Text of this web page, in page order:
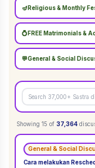
🪔 Religious & Monthly
💍 FREE Matrimonials &
💬General & Social
Showing 15 of 37,364
General & Social
Cara melakukan